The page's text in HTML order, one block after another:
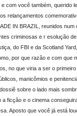
com você também, querido
relançamentos
IN BRAZIL, reunidos
criminosas e r esolução
do FBI e da Scotland
por que razão e com que
no que viria a ser o
manicômios e
sobre o lado mais
ficção e o cinema
Aposto que você já está